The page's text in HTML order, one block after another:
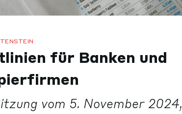
für Banken und
vom 5. November 2024,